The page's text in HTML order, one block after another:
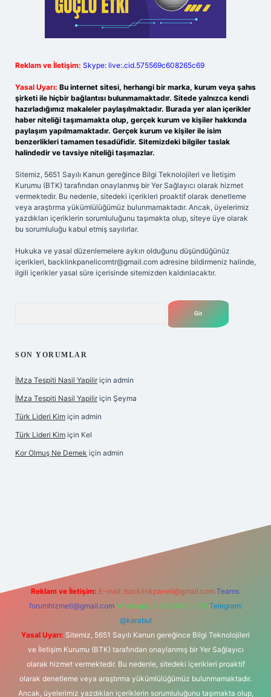
Reklam ve İletişim: Skype: live:.cid.575569c608265c69
Yasal Uyarı: Bu internet sitesi, herhangi bir marka, kurum veya şahıs
şirketi ile hiçbir bağlantısı bulunmamaktadır. Sitede yalnızca kendi
hazırladığımız makaleler paylaşılmaktadır. Burada yer alan içerikler
haber niteliği taşımamakta olup, gerçek kurum ve kişiler hakkında
paylaşım yapılmamaktadır. Gerçek kurum ve kişiler ile isim
benzerlikleri tamamen tesadüfidir. Sitemizdeki bilgiler taslak
halindedir ve tavsiye niteliği taşımazlar.
Sitemiz, 5651 Sayılı Kanun gereğince Bilgi Teknolojileri ve İletişim
Kurumu (BTK) tarafından onaylanmış bir Yer Sağlayıcı olarak hizmet
vermektedir. Bu nedenle, sitedeki içerikleri proaktif olarak denetleme
veya araştırma yükümlülüğümüz bulunmamaktadır. Ancak, üyelerimiz
yazdıkları içeriklerin sorumluluğunu taşımakta olup, siteye üye olarak
bu sorumluluğu kabul etmiş sayılırlar.
Hukuka ve yasal düzenlemelere aykırı olduğunu düşündüğünüz
içerikleri, backlinkpanelicomtr@gmail.com adresine bildirmeniz halinde,
ilgili içerikler yasal süre içerisinde sitemizden kaldırılacaktır.
SON YORUMLAR
İMza Tespiti Nasil Yapilir için admin
İMza Tespiti Nasil Yapilir için Şeyma
Türk Lideri Kim için admin
Türk Lideri Kim için Kel
Kor Olmuş Ne Demek için admin
Reklam ve İletişim: E-mail: backlinkpaneli@gmail.com Teams:
forumhizmeti@gmail.com Whatsapp: 0262 606 0 726 Telegram:
@karabul
Yasal Uyarı: Sitemiz, 5651 Sayılı Kanun gereğince Bilgi Teknolojileri
ve İletişim Kurumu (BTK) tarafından onaylanmış bir Yer Sağlayıcı
olarak hizmet vermektedir. Bu nedenle, sitedeki içerikleri proaktif
olarak denetleme veya araştırma yükümlülüğümüz bulunmamaktadır.
Ancak, üyelerimiz yazdıkları içeriklerin sorumluluğunu taşımakta olup,